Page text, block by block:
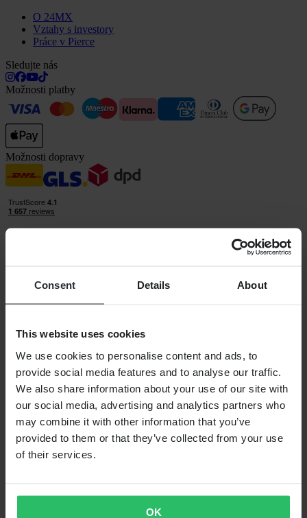
Consent Details About
This website uses cookies
We use cookies to personalise content and ads, to
provide social media features and to analyse our traffic.
We also share information about your use of our site with
our social media, advertising and analytics partners who
may combine it with other information that you’ve
provided to them or that they’ve collected from your use
of their services.
OK
O 24MX
Vztahy s investory
Práce v Pierce
Sledujte nás
Možnosti platby
Možnosti dopravy
24MX je součástí společnosti Pierce Group AB
Pierce Group AB | Fleminggatan 20A, 112 26 Stockholm, Švédsko
Registrační číslo společnosti: 556763-1592
Oprávněný zástupce: Göran Dahlin
Registrační číslo DPH: OSS VAT NO SE556763159201
Obchodní podmínky
Zásady ochrany osobních údajů
Doprava a doručení
Platba
Vrácení
Právo na odstoupení
Informace o recyklaci
Prohlášení o shodě